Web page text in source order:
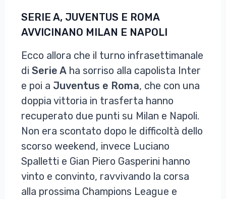
SERIE A, JUVENTUS E ROMA
AVVICINANO MILAN E NAPOLI
Ecco allora che il turno infrasettimanale
di Serie A ha sorriso alla capolista Inter
e poi a Juventus e Roma, che con una
doppia vittoria in trasferta hanno
recuperato due punti su Milan e Napoli.
Non era scontato dopo le difficoltà dello
scorso weekend, invece Luciano
Spalletti e Gian Piero Gasperini hanno
vinto e convinto, ravvivando la corsa
alla prossima Champions League e